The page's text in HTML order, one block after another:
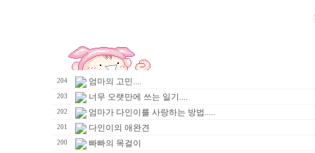
204 엄마의 고민....
203 너무 오랫만에 쓰는 일기....
202 엄마가 다인이를 사랑하는 방법.....
201 다인이의 애완견
200 빠빠의 목걸이